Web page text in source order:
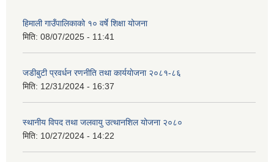
हिमाली गाउँपालिकाको १० वर्षे शिक्षा योजना
मिति: 08/07/2025 - 11:41
जडीबुटी प्रवर्धन रणनीति तथा कार्ययाेजना २०८१-८६
मिति: 12/31/2024 - 16:37
स्थानीय विपद तथा जलवायु उत्थानशिल योजना २०८०
मिति: 10/27/2024 - 14:22